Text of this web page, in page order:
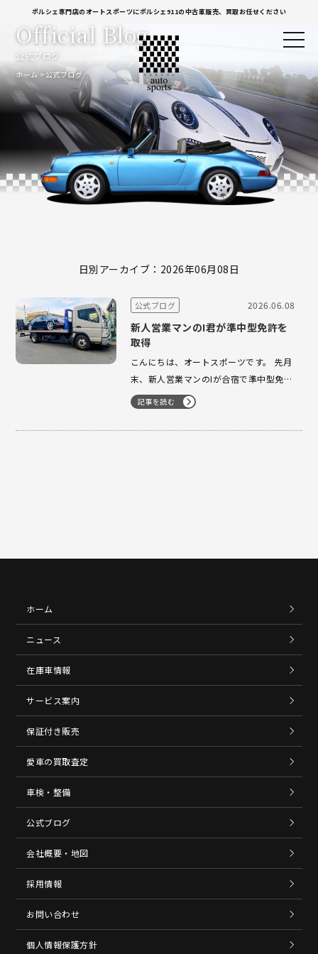
ポルシェ専門店のオートスポーツにポルシェ911の中古車販売、買取お任せください
公式ブログ
Official Blog
ホーム 公式ブログ
日別アーカイブ：2026年06月08日
公式ブログ 2026.06.08
新人営業マンのI君が準中型免許を
取得
こんにちは、オートスポーツです。 先月
末、新人営業マンのIが合宿で準中型免許
を無事取得しました！ 現在は積載車の運
転練習に励んでおり、出先で安全に荷台
を下ろせるか、狭い道でも問題なく走行
記事を読む
ホーム
ニュース
在庫車情報
サービス案内
保証付き販売
愛車の買取査定
車検・整備
公式ブログ
会社概要・地図
採用情報
お問い合わせ
個人情報保護方針